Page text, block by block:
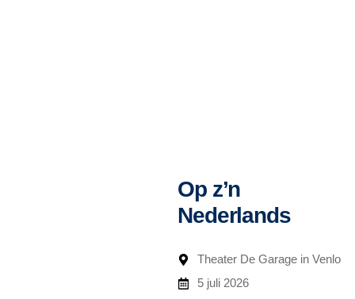
Op z’n
Nederlands
Theater De Garage in Venlo
5 juli 2026